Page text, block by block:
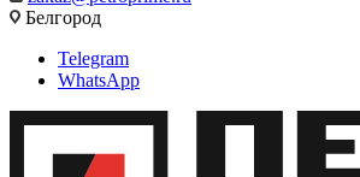
Белгород
Telegram
WhatsApp